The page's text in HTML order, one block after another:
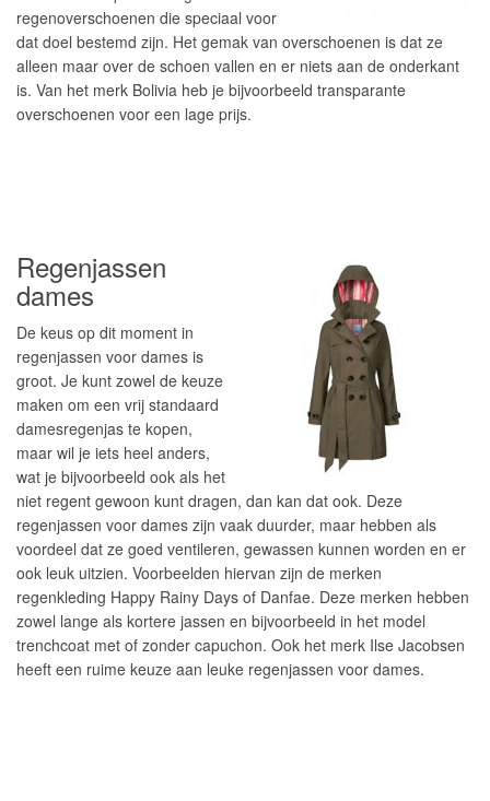
regenoverschoenen die speciaal voor
dat doel bestemd zijn. Het gemak van overschoenen is dat ze
alleen maar over de schoen vallen en er niets aan de onderkant
is. Van het merk Bolivia heb je bijvoorbeeld transparante
overschoenen voor een lage prijs.
Regenjassen
dames
De keus op dit moment in
regenjassen voor dames is
groot. Je kunt zowel de keuze
maken om een vrij standaard
damesregenjas te kopen,
maar wil je iets heel anders,
wat je bijvoorbeeld ook als het
niet regent gewoon kunt dragen, dan kan dat ook. Deze
regenjassen voor dames zijn vaak duurder, maar hebben als
voordeel dat ze goed ventileren, gewassen kunnen worden en er
ook leuk uitzien. Voorbeelden hiervan zijn de merken
regenkleding Happy Rainy Days of Danfae. Deze merken hebben
zowel lange als kortere jassen en bijvoorbeeld in het model
trenchcoat met of zonder capuchon. Ook het merk Ilse Jacobsen
heeft een ruime keuze aan leuke regenjassen voor dames.